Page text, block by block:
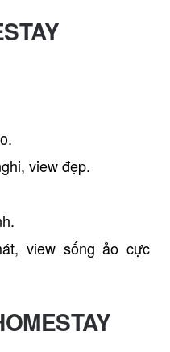
view đẹp.
view sống ảo cực